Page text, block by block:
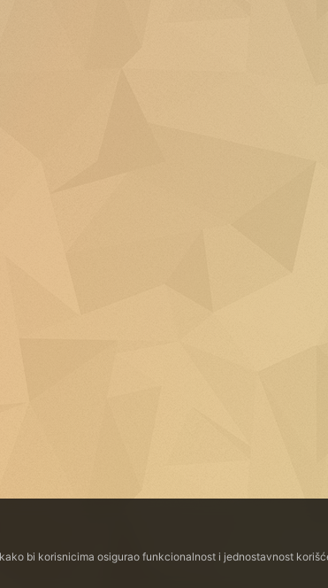
bi korisnicima osigurao funkcionalnost i jednostavnost